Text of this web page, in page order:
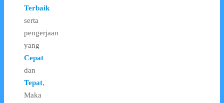
Terbaik
serta
pengerjaan
yang
Cepat
dan
Tepat,
Maka